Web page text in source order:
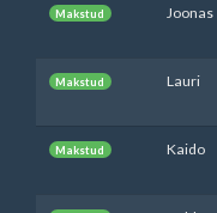
Makstud Joonas
Makstud Lauri
Makstud Kaido